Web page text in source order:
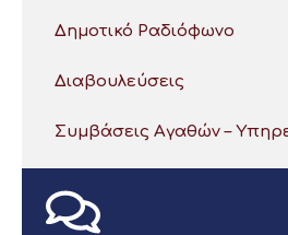
Δημοτικό Ραδιόφωνο
Διαβουλεύσεις
Συμβάσεις Αγαθών –